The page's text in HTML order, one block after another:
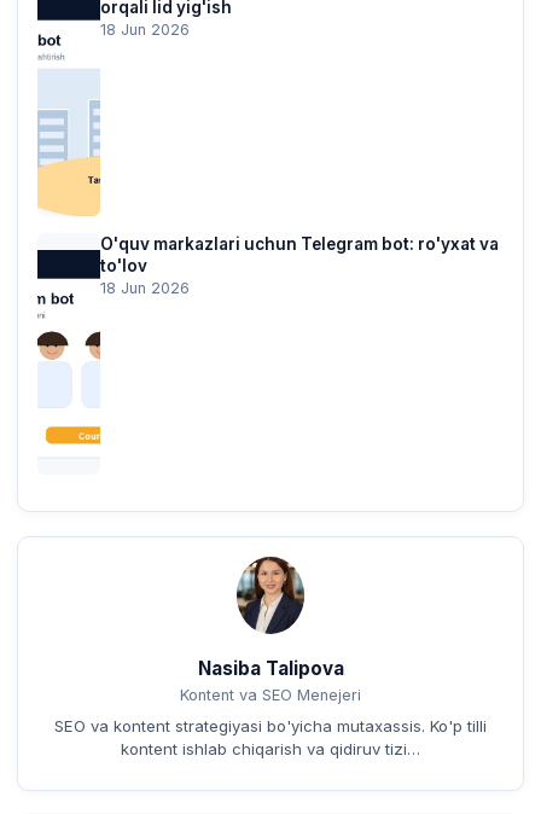
orqali lid yig'ish
18 Jun 2026
O'quv markazlari uchun Telegram bot: ro'yxat va
to'lov
18 Jun 2026
Nasiba Talipova
Kontent va SEO Menejeri
SEO va kontent strategiyasi bo'yicha mutaxassis. Ko'p tilli
kontent ishlab chiqarish va qidiruv tizi…